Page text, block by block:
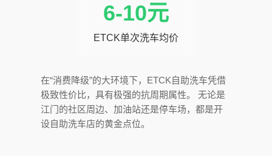
6-10元
ETCK单次洗车均价
在“消费降级”的大环境下，ETCK自助洗车凭借
极致性价比，具有极强的抗周期属性。 无论是
江门的社区周边、加油站还是停车场，都是开
设自助洗车店的黄金点位。